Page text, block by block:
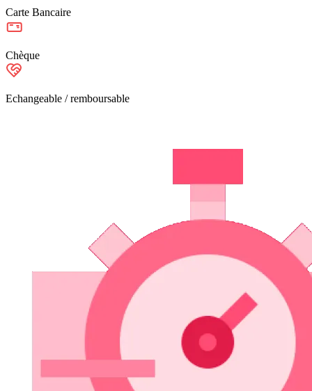
Carte Bancaire
Chèque
Echangeable / remboursable